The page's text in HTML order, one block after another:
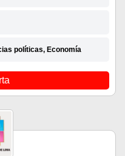
políticas, Economía